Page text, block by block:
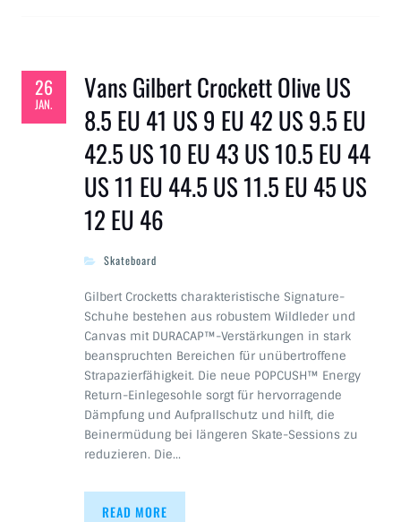
26
JAN.
Vans Gilbert Crockett Olive US
8.5 EU 41 US 9 EU 42 US 9.5 EU
42.5 US 10 EU 43 US 10.5 EU 44
US 11 EU 44.5 US 11.5 EU 45 US
12 EU 46
Skateboard
Gilbert Crocketts charakteristische Signature-
Schuhe bestehen aus robustem Wildleder und
Canvas mit DURACAP™-Verstärkungen in stark
beanspruchten Bereichen für unübertroffene
Strapazierfähigkeit. Die neue POPCUSH™ Energy
Return-Einlegesohle sorgt für hervorragende
Dämpfung und Aufprallschutz und hilft, die
Beinermüdung bei längeren Skate-Sessions zu
reduzieren. Die…
READ MORE